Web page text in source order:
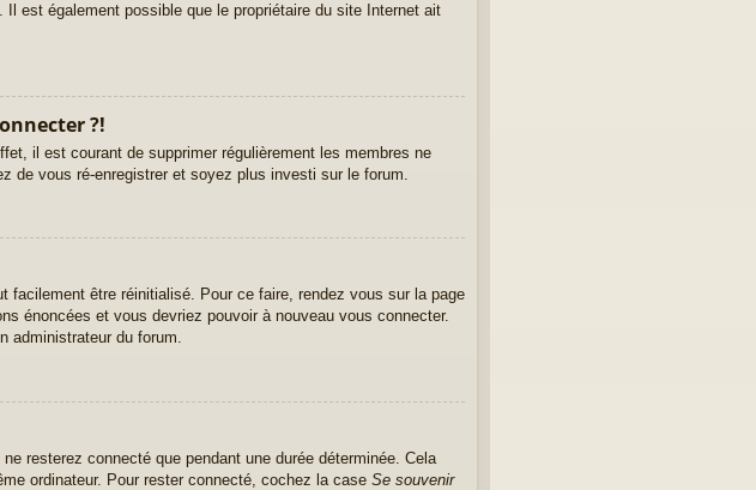
est également possible que le propriétaire du site Internet ait
?!
il est courant de supprimer régulièrement les membres ne
de vous ré-enregistrer et soyez plus investi sur le forum.
facilement être réinitialisé. Pour ce faire, rendez vous sur la page
énoncées et vous devriez pouvoir à nouveau vous connecter.
administrateur du forum.
resterez connecté que pendant une durée déterminée. Cela
ordinateur. Pour rester connecté, cochez la case Se souvenir